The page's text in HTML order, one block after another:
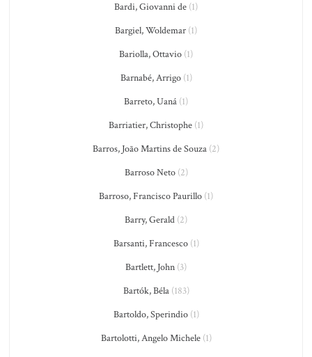
Bardi, Giovanni de (1)
Bargiel, Woldemar (1)
Bariolla, Ottavio (1)
Barnabé, Arrigo(1)
Barreto, Uaná (1)
Barriatier, Christophe (1)
Barros, João Martins de Souza (2)
Barroso Neto(2)
Barroso, Francisco Paurillo (1)
Barry, Gerald (2)
Barsanti, Francesco(1)
Bartlett, John (3)
Bartók, Béla(183)
Bartoldo, Sperindio(1)
Bartolotti, Angelo Michele(1)